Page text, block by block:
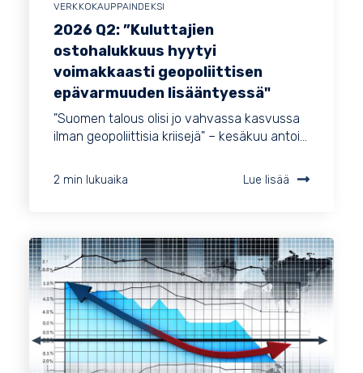
VERKKOKAUPPAINDEKSI
2026 Q2: ”Kuluttajien
ostohalukkuus hyytyi
voimakkaasti geopoliittisen
epävarmuuden lisääntyessä"
"Suomen talous olisi jo vahvassa kasvussa
ilman geopoliittisia kriisejä" – kesäkuu antoi...
2 min lukuaika Lue lisää